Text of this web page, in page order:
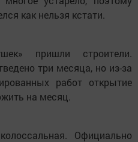
как нельзя кстати.
пришли строители.
три месяца, но из-за
работ открытие
на месяц.
Официально